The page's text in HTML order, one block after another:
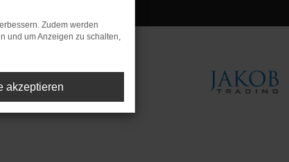
Zudem werden
und um Anzeigen zu schalten,
akzeptieren